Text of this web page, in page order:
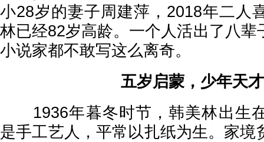
小28岁的妻子周建萍，2018年二人
林已经82岁高龄。一个人活出了八辈
小说家都不敢写这么离奇。
五岁启蒙，少年
1936年暮冬时节，韩美林出生
是手工艺人，平常以扎纸为生。家境